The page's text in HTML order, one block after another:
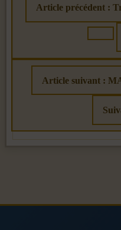
Article précédent :
Article suivant :